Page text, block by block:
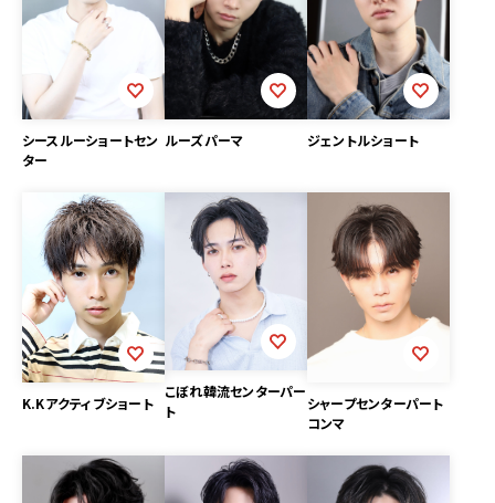
シースルーショートセン
ター
ルーズパーマ ジェントルショート
K.Kアクティブショート
こぼれ韓流センターパー
ト
シャープセンターパート
コンマ